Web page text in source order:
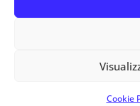
Cookie
P.IVA 02070820689 •